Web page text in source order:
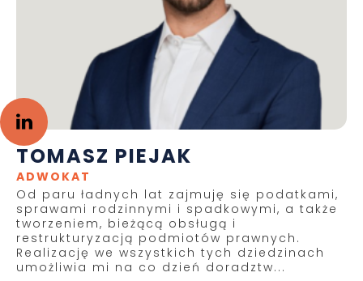
TOMASZ PIEJAK
ADWOKAT
Od paru ładnych lat zajmuję się podatkami,
sprawami rodzinnymi i spadkowymi, a także
tworzeniem, bieżącą obsługą i
restrukturyzacją podmiotów prawnych.
Realizację we wszystkich tych dziedzinach
umożliwia mi na co dzień doradztw...